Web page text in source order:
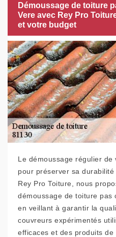
Démoussage de toiture
Vere avec Rey Pro
et votre budget
Le démoussage régulier
pour préserver sa
Rey Pro Toiture, nous
démoussage de toiture pas
en veillant à garantir la
couvreurs expérimentés
efficaces et des produits